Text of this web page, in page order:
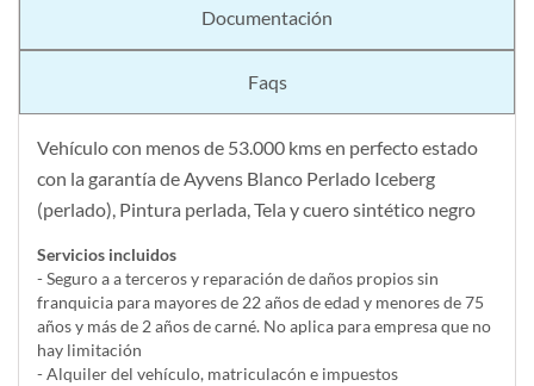
Documentación
Faqs
Vehículo con menos de 53.000 kms en perfecto estado
con la garantía de Ayvens Blanco Perlado Iceberg
(perlado), Pintura perlada, Tela y cuero sintético negro
Servicios incluidos
- Seguro a a terceros y reparación de daños propios sin
franquicia para mayores de 22 años de edad y menores de 75
años y más de 2 años de carné. No aplica para empresa que no
hay limitación
- Alquiler del vehí­culo, matriculacón e impuestos